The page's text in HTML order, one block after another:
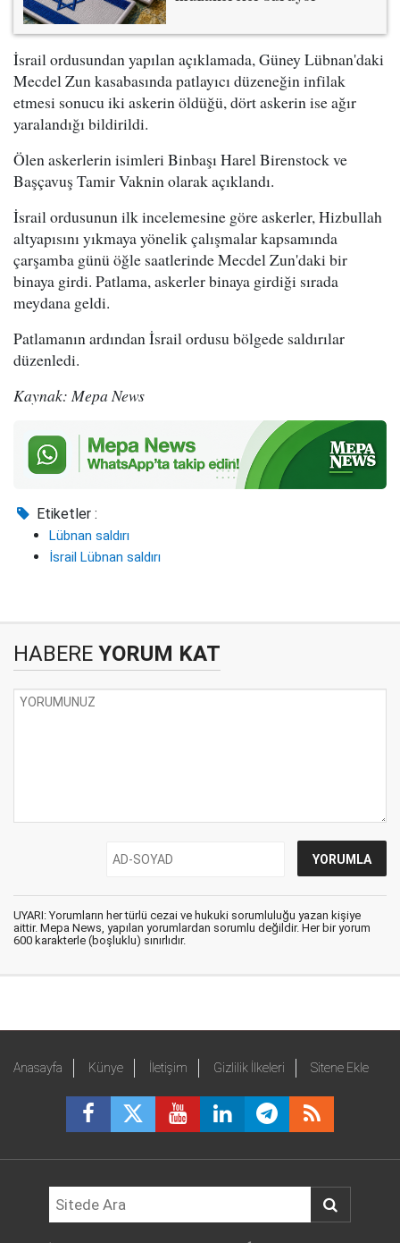
İsrail ordusundan yapılan açıklamada, Güney Lübnan'daki
Mecdel Zun kasabasında patlayıcı düzeneğin infilak
etmesi sonucu iki askerin öldüğü, dört askerin ise ağır
yaralandığı bildirildi.
Ölen askerlerin isimleri Binbaşı Harel Birenstock ve
Başçavuş Tamir Vaknin olarak açıklandı.
İsrail ordusunun ilk incelemesine göre askerler, Hizbullah
altyapısını yıkmaya yönelik çalışmalar kapsamında
çarşamba günü öğle saatlerinde Mecdel Zun'daki bir
binaya girdi. Patlama, askerler binaya girdiği sırada
meydana geldi.
Patlamanın ardından İsrail ordusu bölgede saldırılar
düzenledi.
Kaynak: Mepa News
Etiketler :
Lübnan saldırı
İsrail Lübnan saldırı
HABERE YORUM KAT
UYARI: Yorumların her türlü cezai ve hukuki sorumluluğu yazan kişiye
aittir. Mepa News, yapılan yorumlardan sorumlu değildir. Her bir yorum
600 karakterle (boşluklu) sınırlıdır.
Anasayfa Künye İletişim Gizlilik İlkeleri Sitene Ekle